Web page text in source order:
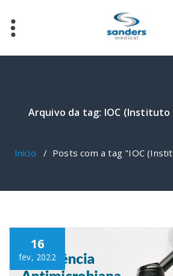
para
Arquivo da tag: IOC (Instituto
Início / Posts com a tag "IOC
16
fev, 2022